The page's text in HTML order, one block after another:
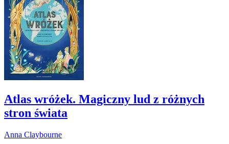
Atlas wróżek. Magiczny lud z różnych
stron świata
Anna Claybourne